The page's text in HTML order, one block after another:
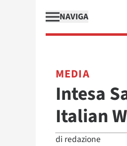
NAVIGA
MEDIA
Intesa
Italian
di redazione